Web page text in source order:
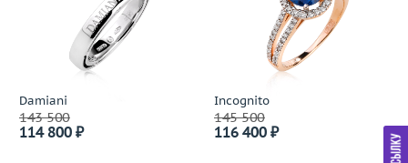
Damiani
143 500
114 800 ₽
Incognito
145 500
116 400 ₽